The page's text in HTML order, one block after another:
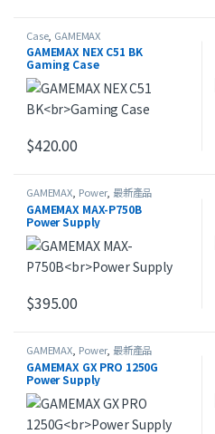
Case, GAMEMAX
GAMEMAX NEX C51 BK
Gaming Case
$420.00
GAMEMAX, Power, 最新產品
GAMEMAX MAX-P750B
Power Supply
$395.00
GAMEMAX Power, 最新產品
GAMEMAX GX PRO 1250G
Power Supply